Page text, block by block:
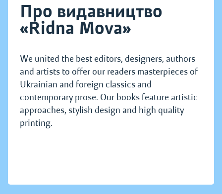
Про видавництво
«Ridna Mova»
We united the best editors, designers, authors
and artists to offer our readers masterpieces of
Ukrainian and foreign classics and
contemporary prose. Our books feature artistic
approaches, stylish design and high quality
printing.